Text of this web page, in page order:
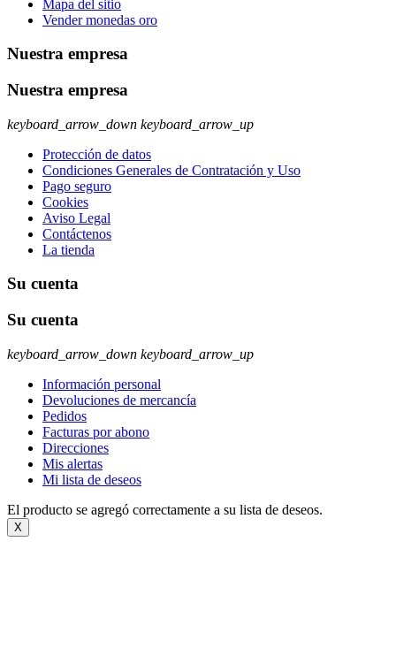
Mapa del sitio
Vender monedas oro
Nuestra empresa
Nuestra empresa
keyboard_arrow_down keyboard_arrow_up
Protección de datos
Condiciones Generales de Contratación y Uso
Pago seguro
Cookies
Aviso Legal
Contáctenos
La tienda
Su cuenta
Su cuenta
keyboard_arrow_down keyboard_arrow_up
Información personal
Devoluciones de mercancía
Pedidos
Facturas por abono
Direcciones
Mis alertas
Mi lista de deseos
El producto se agregó correctamente a su lista de deseos.
X